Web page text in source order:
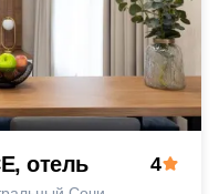
отель 4